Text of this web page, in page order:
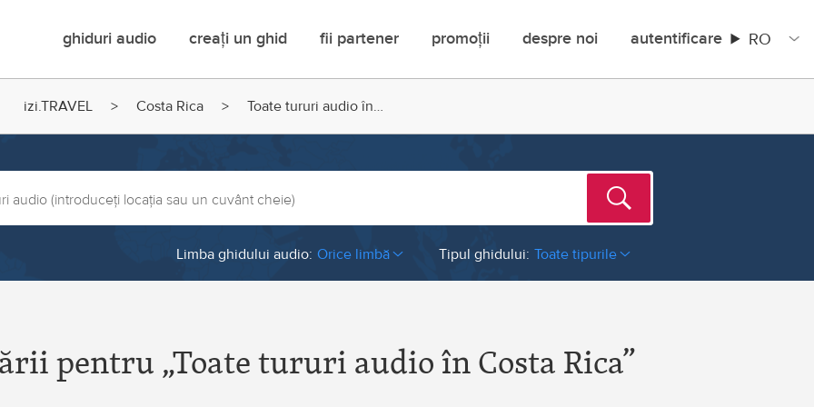
menu
ghiduri audio creați un ghid fii partener promoții despre noi autentificare RO
izi.TRAVEL Costa Rica Toate tururi audio în…
Limba ghidului audio: Orice limbă Tipul ghidului: Toate tipurile
Cameroun
Cuba
pentru „Toate tururi audio în Costa Rica”